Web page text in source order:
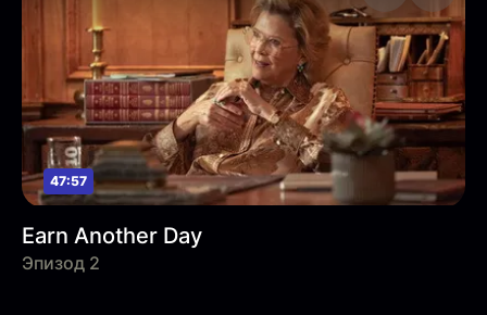
47:57
Earn Another Day
Эпизод 2